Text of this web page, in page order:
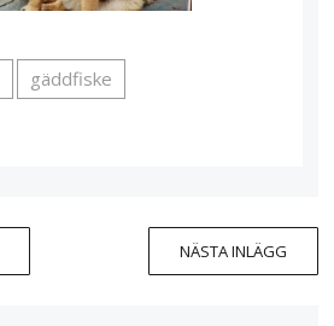
gäddfiske
NÄSTA INLÄGG